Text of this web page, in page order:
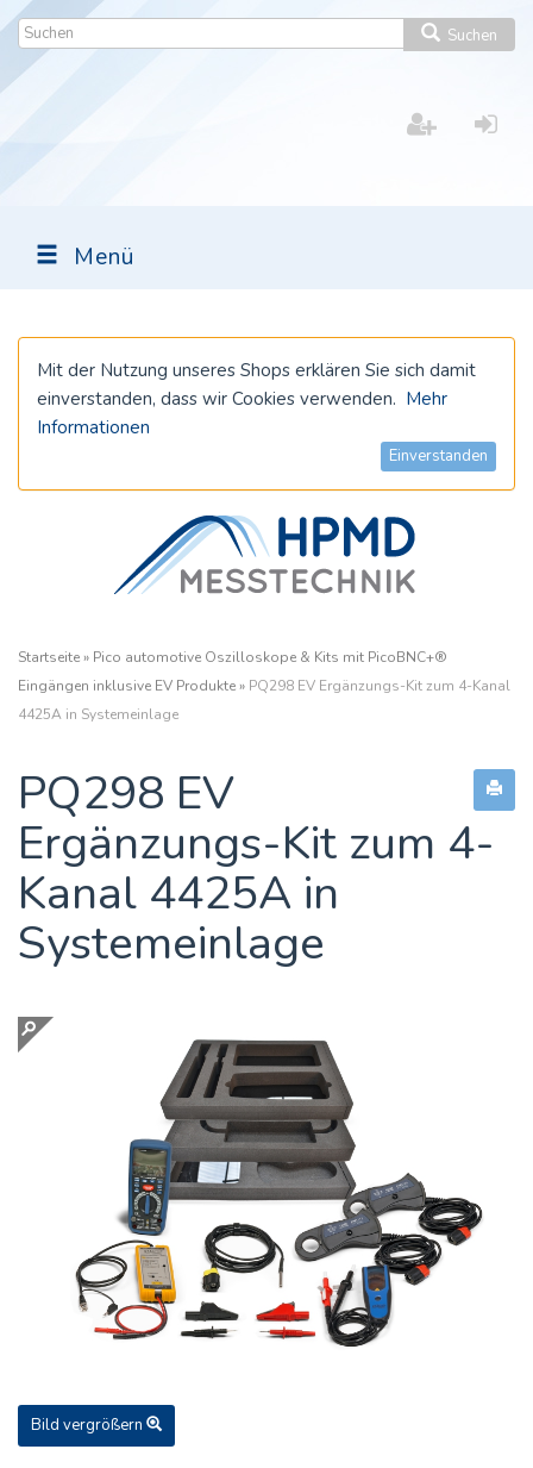
Suchen
Menü
Mit der Nutzung unseres Shops erklären Sie sich damit
einverstanden, dass wir Cookies verwenden. Mehr
Informationen
Einverstanden
Startseite» Pico automotive Oszilloskope & Kits mit PicoBNC+®
Eingängen inklusive EV Produkte» PQ298 EV Ergänzungs-Kit zum 4-Kanal
4425A in Systemeinlage
PQ298 EV
Ergänzungs-Kit zum 4-
Kanal 4425A in
Systemeinlage
Bild vergrößern